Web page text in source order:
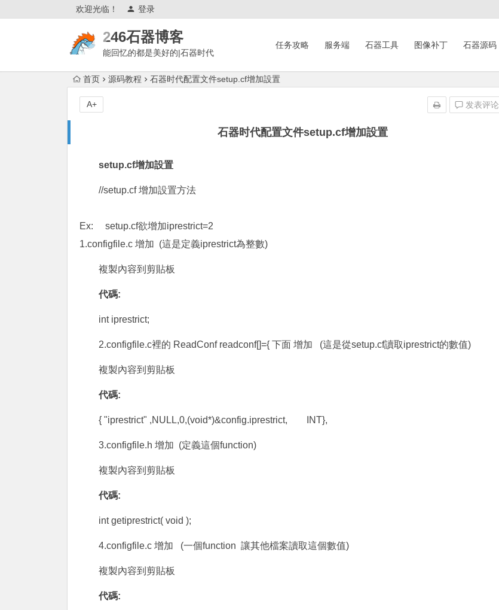
欢迎光临！ 登录
246石器博客
能回忆的都是美好的|石器时代
代单机
任务攻略 服务端 石器工具 图像补丁 石器源码
首页 源码教程 石器时代配置文件setup.cf增加設置
石器时代配置文件setup.cf增加設置
发表评论
A+
setup.cf增加設置
//setup.cf 增加設置方法
Ex: setup.cf欲增加iprestrict=2
1.configfile.c 增加 (這是定義iprestrict為整數)
複製內容到剪貼板
代碼:
int iprestrict;
2.configfile.c裡的 ReadConf readconf[]={ 下面 增加 (這是從setup.cf讀取iprestrict的數值)
複製內容到剪貼板
代碼:
{ "iprestrict" ,NULL,0,(void*)&config.iprestrict, INT},
3.configfile.h 增加 (定義這個function)
複製內容到剪貼板
代碼:
int getiprestrict( void );
4.configfile.c 增加 (一個function 讓其他檔案讀取這個數值)
複製內容到剪貼板
代碼: